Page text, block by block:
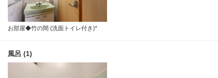
お部屋◆竹の間 (洗面トイレ付き)*
風呂 (1)